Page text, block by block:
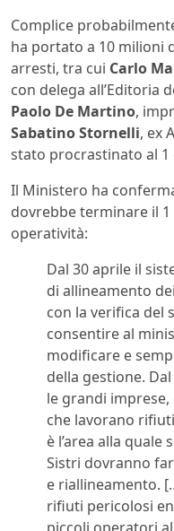
Complice
ha portato a 10 milioni
arresti, tra cui Carlo
con delega all’Editoria
Paolo De Martino,
Sabatino Stornelli, ex
stato procrastinato al
Il Ministero ha
dovrebbe terminare il
operatività:
Dal 30 aprile il
di allineamento
con la verifica del
consentire al
modificare e
della gestione.
le grandi
che lavorano
è l’area alla quale
Sistri dovranno
e riallineamento.
rifiuti pericolosi